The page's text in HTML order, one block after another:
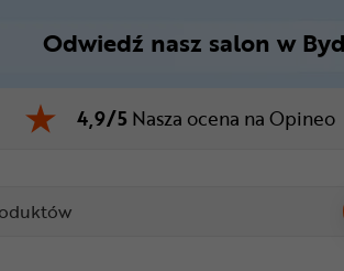
Odwiedź nasz salon w
4,9/5 Nasza ocena na Opineo